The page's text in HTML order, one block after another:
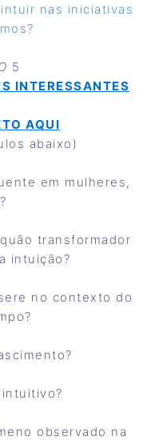
nas iniciativas
5
INTERESSANTES
AQUI
abaixo)
em mulheres,
transformador
intuição?
no contexto do
observado na